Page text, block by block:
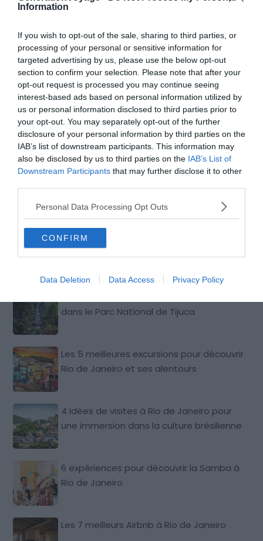
Information
If you wish to opt-out of the sale, sharing to third parties, or
processing of your personal or sensitive information for
targeted advertising by us, please use the below opt-out
section to confirm your selection. Please note that after your
opt-out request is processed you may continue seeing
interest-based ads based on personal information utilized by
us or personal information disclosed to third parties prior to
your opt-out. You may separately opt-out of the further
disclosure of your personal information by third parties on the
IAB’s list of downstream participants. This information may
also be disclosed by us to third parties on the IAB’s List of
Downstream Participants that may further disclose it to other
Personal Data Processing Opt Outs
CONFIRM
Data Deletion Data Access Privacy Policy
pourquoi il faudra être en bonne condition physique et
ne pas avoir froid aux yeux pour tenter cette expérience
inédite. Si les conditions météos sont toutes réunies,
l’ascension peut se faire en 2 heures tout au plus en
partant de la forêt de Tijuca où vous serez déposé avec
un guide professionnel qui vous accompagnera.
Le niveau de cette randonnée est considéré comme
modéré. Il est conseillé de porter des vêtements légers,
d’avoir de bonnes chaussures de marche et d’apporter
dans un sac à dos une bouteille d’eau, de la crème
solaire, de quoi vous couvrir la tête et un encas.
Plus d'inspiration
dans le Parc National de Tijuca
Les 5 meilleures excursions pour découvrir
Rio de Janeiro et ses alentours
4 idées de visites à Rio de Janeiro pour
une immersion dans la culture brésilienne
6 expériences pour découvrir la Samba à
Rio de Janeiro
Les 7 meilleurs Airbnb à Rio de Janeiro